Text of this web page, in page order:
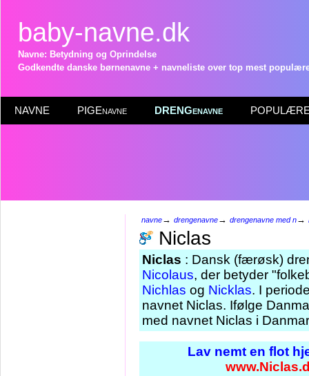
baby-navne.dk
Navne: Betydning og Oprindelse
Godkendte danske børnenavne + navneliste over top mest
NAVNE PIGEnavne DRENGenavne POPULÆRE
navne→ drengenavne→ drengenavne med n→
Niclas
Niclas : Dansk (færøsk)
Nicolaus, der betyder
Nichlas og Nicklas. I
navnet Niclas. Ifølge
med navnet Niclas i
Lav nemt en flot